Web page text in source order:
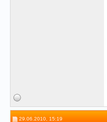
29.06.2010, 15:19